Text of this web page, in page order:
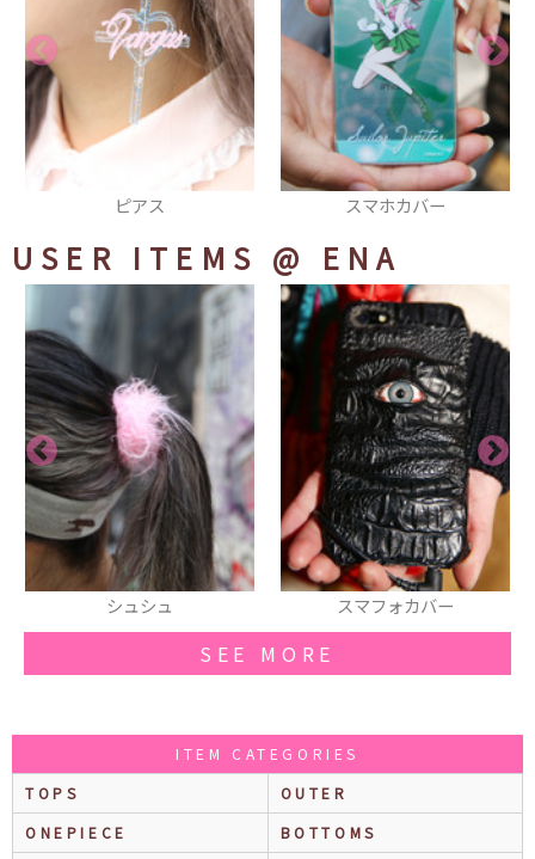
スマホカバー ヘアアクセ
USER ITEMS @ ENA
スマフォカバー ロングワンピース
SEE MORE
ITEM CATEGORIES
TOPS
OUTER
ONEPIECE
BOTTOMS